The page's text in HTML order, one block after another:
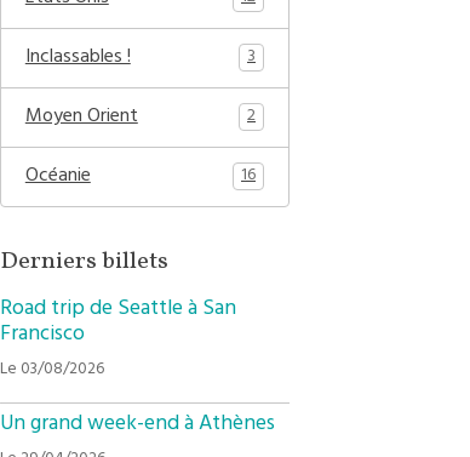
Inclassables ! 3
Moyen Orient 2
Océanie 16
Derniers billets
Road trip de Seattle à San
Francisco
Le 03/08/2026
Un grand week-end à Athènes